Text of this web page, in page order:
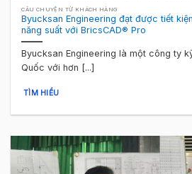
CÂU CHUYỆN TỪ KHÁCH HÀNG
Byucksan Engineering đạt được tiết
năng suất với BricsCAD® Pro
Byucksan Engineering là một công ty
Quốc với hơn [...]
TÌM HIỂU